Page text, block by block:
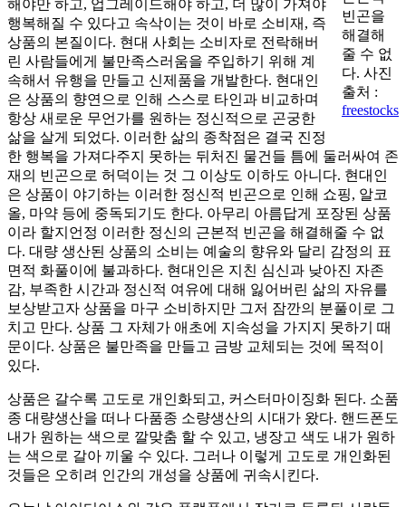
빈곤을
해결해
줄 수 없
다. 사진
출처 :
freestocks
해야만 하고, 업그레이드해야 하고, 더 많이 가져야
행복해질 수 있다고 속삭이는 것이 바로 소비재, 즉
상품의 본질이다. 현대 사회는 소비자로 전락해버
린 사람들에게 불만족스러움을 주입하기 위해 계
속해서 유행을 만들고 신제품을 개발한다. 현대인
은 상품의 향연으로 인해 스스로 타인과 비교하며
항상 새로운 무언가를 원하는 정신적으로 곤궁한
삶을 살게 되었다. 이러한 삶의 종착점은 결국 진정
한 행복을 가져다주지 못하는 뒤처진 물건들 틈에 둘러싸여 존
재의 빈곤으로 허덕이는 것 그 이상도 이하도 아니다. 현대인
은 상품이 야기하는 이러한 정신적 빈곤으로 인해 쇼핑, 알코
올, 마약 등에 중독되기도 한다. 아무리 아름답게 포장된 상품
이라 할지언정 이러한 정신의 근본적 빈곤을 해결해줄 수 없
다. 대량 생산된 상품의 소비는 예술의 향유와 달리 감정의 표
면적 화풀이에 불과하다. 현대인은 지친 심신과 낮아진 자존
감, 부족한 시간과 정신적 여유에 대해 잃어버린 삶의 자유를
보상받고자 상품을 마구 소비하지만 그저 잠깐의 분풀이로 그
치고 만다. 상품 그 자체가 애초에 지속성을 가지지 못하기 때
문이다. 상품은 불만족을 만들고 금방 교체되는 것에 목적이
있다.
상품은 갈수록 고도로 개인화되고, 커스터마이징화 된다. 소품
종 대량생산을 떠나 다품종 소량생산의 시대가 왔다. 핸드폰도
내가 원하는 색으로 깔맞춤 할 수 있고, 냉장고 색도 내가 원하
는 색으로 갈아 끼울 수 있다. 그러나 이렇게 고도로 개인화된
것들은 오히려 인간의 개성을 상품에 귀속시킨다.